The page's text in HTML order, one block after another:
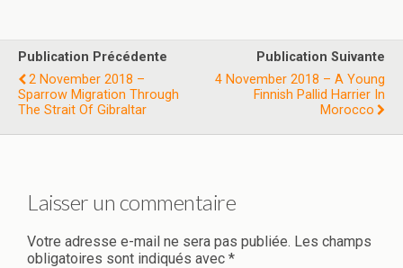
Publication Précédente
2 November 2018 –
Sparrow Migration Through
The Strait Of Gibraltar
Publication Suivante
4 November 2018 – A Young
Finnish Pallid Harrier In
Morocco
Laisser un commentaire
Votre adresse e-mail ne sera pas publiée. Les champs
obligatoires sont indiqués avec *